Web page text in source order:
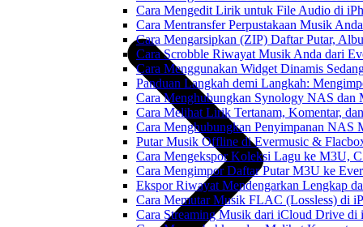
Cara Mengedit Lirik untuk File Audio di
Cara Mentransfer Perpustakaan Musik
Cara Mengarsipkan (ZIP) Daftar Putar,
Cara Scrobble Riwayat Musik Anda dari
Cara Menggunakan Widget Dinamis
Panduan Langkah demi Langkah:
Cara Menghubungkan Synology NAS dan
Cara Melihat Lirik Tertanam, Komentar,
Cara Menghubungkan Penyimpanan NAS
Putar Musik Offline di Evermusic &
Cara Mengekspor Koleksi Lagu ke M3U,
Cara Mengimpor Daftar Putar M3U ke
Ekspor Riwayat Mendengarkan Lengkap
Cara Memutar Musik FLAC (Lossless) di
Cara Streaming Musik dari iCloud Drive di